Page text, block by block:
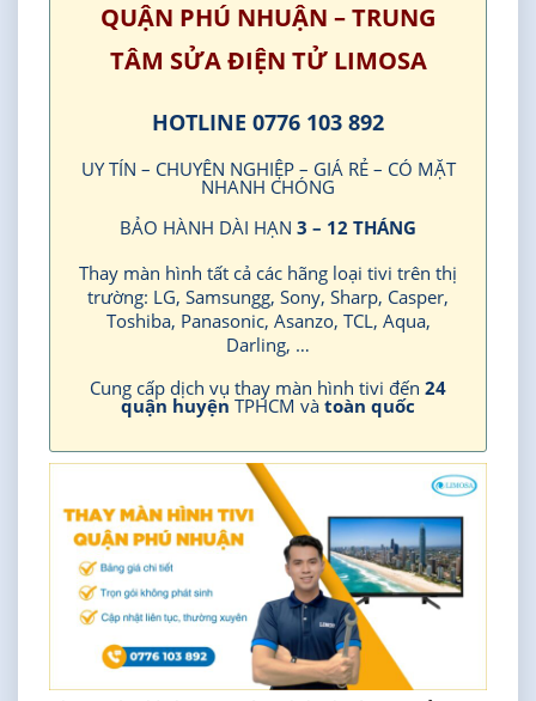
QUẬN PHÚ NHUẬN – TRUNG
TÂM SỬA ĐIỆN TỬ LIMOSA
HOTLINE 0776 103 892
UY TÍN – CHUYÊN NGHIỆP – GIÁ RẺ – CÓ MẶT
NHANH CHÓNG
BẢO HÀNH DÀI HẠN 3 – 12 THÁNG
Thay màn hình tất cả các hãng loại tivi trên thị
trường: LG, Samsungg, Sony, Sharp, Casper,
Toshiba, Panasonic, Asanzo, TCL, Aqua,
Darling, …
Cung cấp dịch vụ thay màn hình tivi đến 24
quận huyện TPHCM và toàn quốc